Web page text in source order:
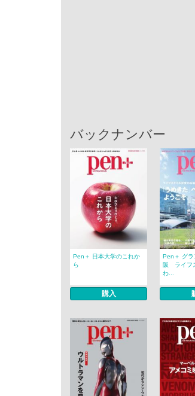
バックナンバー
Pen＋ 日本大学のこれか
ら
購入
Pen＋ グラ
阪 ライフ
わ...